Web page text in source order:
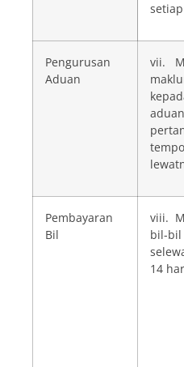
Pengurusan
Aduan
vii.
Pembayaran
Bil
viii.
bil-bil
14